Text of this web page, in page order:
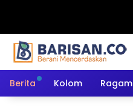
Berita Kolom Ragam